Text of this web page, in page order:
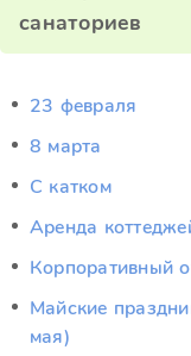
санаториев
23 февраля
8 марта
C катком
Аренда
Корпоративный
Майские
мая)